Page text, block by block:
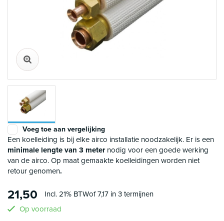
Voeg toe aan vergelijking
Een koelleiding is bij elke airco installatie noodzakelijk. Er is een
minimale lengte van 3 meternodig voor een goede werking
van de airco. Op maat gemaakte koelleidingen worden niet
retour genomen.
21,50 Incl. 21% BTWof 7,17 in 3 termijnen
Op voorraad